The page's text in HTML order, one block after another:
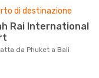
di destinazione
da Phuket a Bali